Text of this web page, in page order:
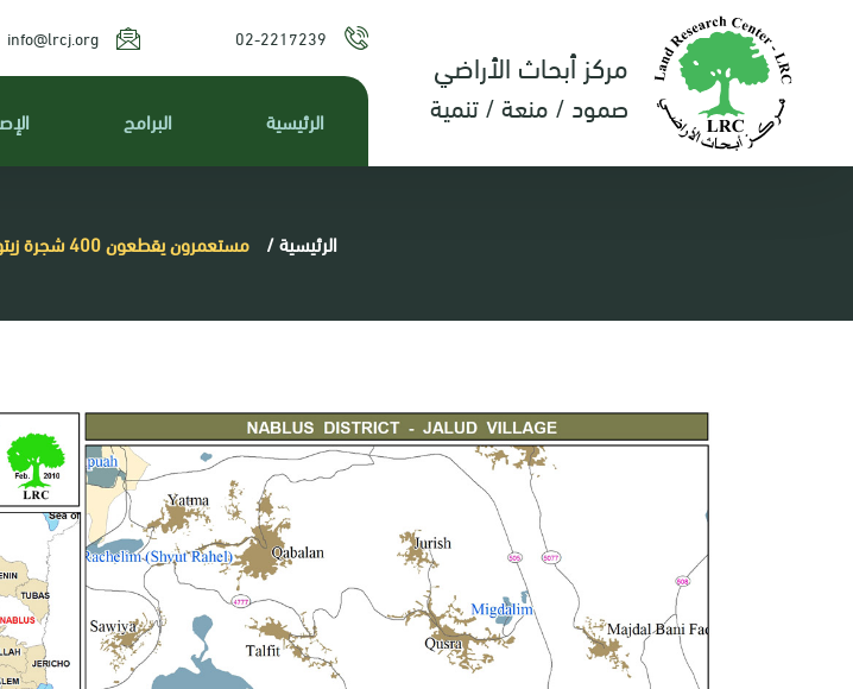
مركز أبحاث الأراضي
صمود / منعة / تنمية
02-2217239
info@lrcj.org
الرئيسية البرامج
الرئيسية/ مستعمرون يقطعون 400 شجرة زيتون في قرية جالود جنوب نابلس